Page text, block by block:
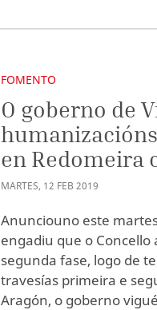
FOMENTO
O goberno de
en Redomeira
MARTES, 12 FEB 2019
Anunciouno este
engadiu que o Concello
segunda fase, logo de
travesías primeira e
Aragón, o goberno